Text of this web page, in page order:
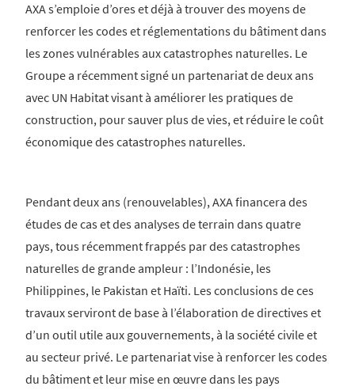
AXA s’emploie d’ores et déjà à trouver des moyens de
renforcer les codes et réglementations du bâtiment dans
les zones vulnérables aux catastrophes naturelles. Le
Groupe a récemment signé un partenariat de deux ans
avec UN Habitat visant à améliorer les pratiques de
construction, pour sauver plus de vies, et réduire le coût
économique des catastrophes naturelles.
Pendant deux ans (renouvelables), AXA financera des
études de cas et des analyses de terrain dans quatre
pays, tous récemment frappés par des catastrophes
naturelles de grande ampleur : l’Indonésie, les
Philippines, le Pakistan et Haïti. Les conclusions de ces
travaux serviront de base à l’élaboration de directives et
d’un outil utile aux gouvernements, à la société civile et
au secteur privé. Le partenariat vise à renforcer les codes
du bâtiment et leur mise en œuvre dans les pays